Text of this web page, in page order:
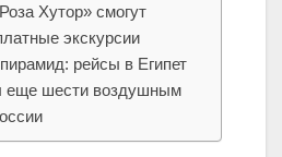
Хутор» смогут
экскурсии
рейсы в Египет
еще шести воздушным